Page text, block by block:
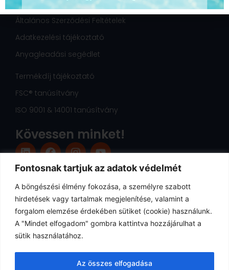
Fontosnak tartjuk az adatok védelmét
A böngészési élmény fokozása, a személyre szabott
hirdetések vagy tartalmak megjelenítése, valamint a
forgalom elemzése érdekében sütiket (cookie) használunk.
A "Mindet elfogadom" gombra kattintva hozzájárulhat a
sütik használatához.
Az összes elfogadása
Hasznos linkek
Általános Szerződési Feltételek
Adatkezelési tájékoztató
Anyagleadási segédlet
Termékdíj tájékoztató
FSC® tanúsítvány
ISO 9001 & 14001 tanúsítvány
Kövessen minket!
L
n
e
d
i
n
F
c
b
o
o
k
I
s
a
g
r
m
Y
u
u
b
e